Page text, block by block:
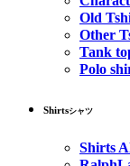
Old
Other
Tank
Polo
Shirtsシャツ
Shirts